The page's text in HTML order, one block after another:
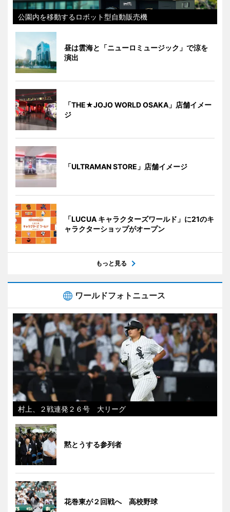
公園内を移動するロボット型自動販売機
昼は雲海と「ニューロミュージック」で涼を
演出
「THE★JOJO WORLD OSAKA」店舗イメー
ジ
「ULTRAMAN STORE」店舗イメージ
「LUCUA キャラクターズワールド」に21のキ
ャラクターショップがオープン
もっと見る
ワールドフォトニュース
村上、２戦連発２６号 大リーグ
黙とうする参列者
花巻東が２回戦へ 高校野球